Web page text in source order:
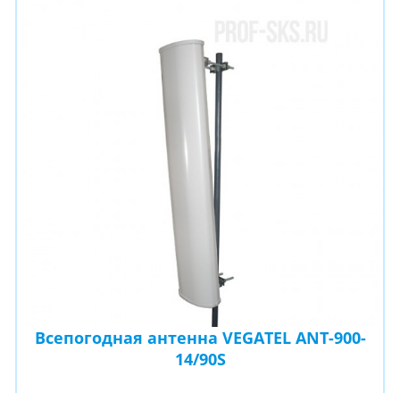
Всепогодная антенна VEGATEL ANT-900-
14/90S